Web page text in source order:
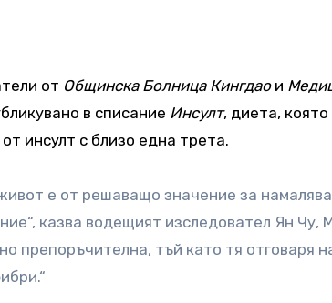
от Общинска Болница Кингдаои
в списание Инсулт, диета,
инсулт с близо една трета.
е от решаващо значение за
казва водещият изследовател Ян Чу,
препоръчителна, тъй като тя отговаря